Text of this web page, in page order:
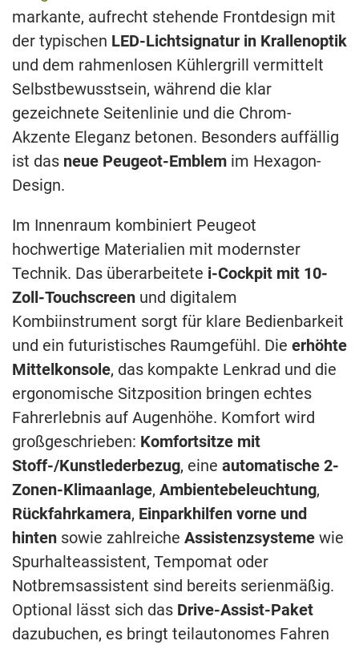
markante, aufrecht stehende Frontdesign mit
der typischen LED-Lichtsignatur in Krallenoptik
und dem rahmenlosen Kühlergrill vermittelt
Selbstbewusstsein, während die klar
gezeichnete Seitenlinie und die Chrom-
Akzente Eleganz betonen. Besonders auffällig
ist das neue Peugeot-Emblem im Hexagon-
Design.
Im Innenraum kombiniert Peugeot
hochwertige Materialien mit modernster
Technik. Das überarbeitete i-Cockpit mit 10-
Zoll-Touchscreen und digitalem
Kombiinstrument sorgt für klare Bedienbarkeit
und ein futuristisches Raumgefühl. Die erhöhte
Mittelkonsole, das kompakte Lenkrad und die
ergonomische Sitzposition bringen echtes
Fahrerlebnis auf Augenhöhe. Komfort wird
großgeschrieben: Komfortsitze mit
Stoff-/Kunstlederbezug, eine automatische 2-
Zonen-Klimaanlage, Ambientebeleuchtung,
Rückfahrkamera, Einparkhilfen vorne und
hinten sowie zahlreiche Assistenzsysteme wie
Spurhalteassistent, Tempomat oder
Notbremsassistent sind bereits serienmäßig.
Optional lässt sich das Drive-Assist-Paket
dazubuchen, es bringt teilautonomes Fahren